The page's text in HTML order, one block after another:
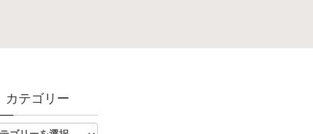
カテゴリー